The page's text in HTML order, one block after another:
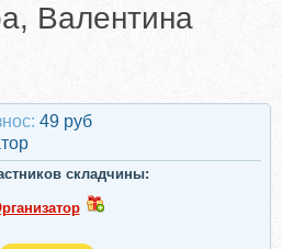
Валентина
49 руб
складчины: